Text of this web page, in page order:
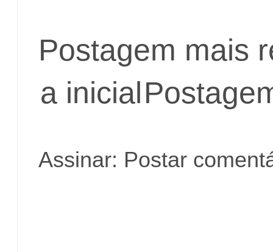
Postagem mais
a inicial
Assinar: Postar